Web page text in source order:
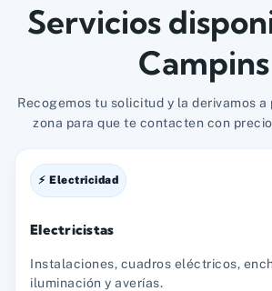
Servicios
Campins
Recogemos tu solicitud y la derivamos
zona para que te contacten con
⚡ Electricidad
Electricistas
Instalaciones, cuadros eléctricos,
iluminación y averías.